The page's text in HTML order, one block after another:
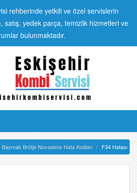
rehberinde yetkili ve özel servislerin
satış, yedek parça, temizlik hizmetleri ve
bulunmaktadır.
Baymak Brötje Novadens Hata Kodları F34 Hatası